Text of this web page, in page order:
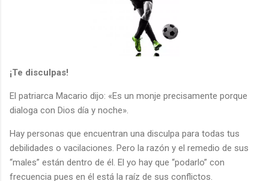
¡Te disculpas!
El patriarca Macario dijo: «Es un monje precisamente porque
dialoga con Dios día y noche».
Hay personas que encuentran una disculpa para todas tus
debilidades o vacilaciones. Pero la razón y el remedio de sus
“males” están dentro de él. El yo hay que “podarlo” con
frecuencia pues en él está la raíz de sus conflictos.